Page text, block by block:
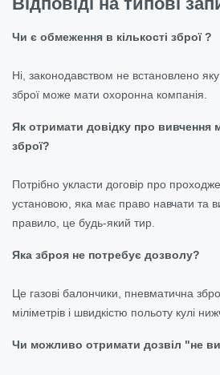
Чи є обмеження в кількості зброї ?
Ні, законодавством не встановлено яку
зброї може мати охоронна компанія.
Як отримати довідку про вивчення
зброї?
Потрібно укласти договір про
установою, яка має право навчати та
правило, це будь-який тир.
Яка зброя не потребує дозволу?
Це газові балончики, пневматична
міліметрів і швидкістю польоту кулі
Чи можливо отримати дозвіл "не